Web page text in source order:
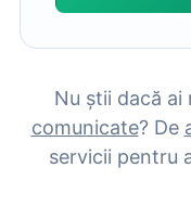
Nu știi dacă ai
comunicate? De
servicii pentru